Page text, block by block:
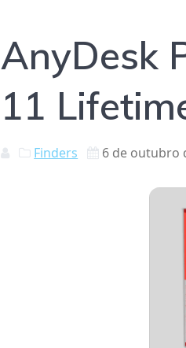
AnyDesk
11
Finders 6 de outubro